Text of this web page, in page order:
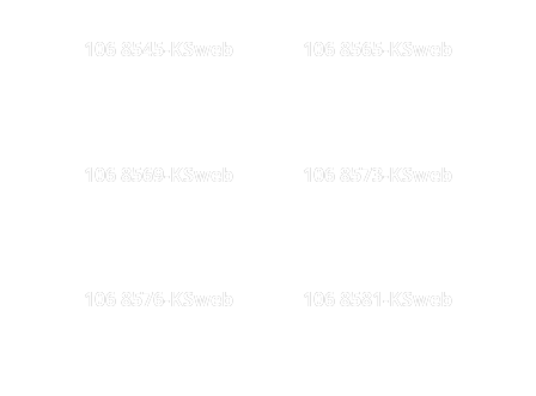
106 8545-KSweb 106 8565-KSweb
106 8569-KSweb 106 8573-KSweb
106 8576-KSweb 106 8581-KSweb